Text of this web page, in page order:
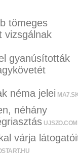
tömeges
vizsgálnak
gyanúsították
néma jelei
néhány
UJSZO.COM
várja